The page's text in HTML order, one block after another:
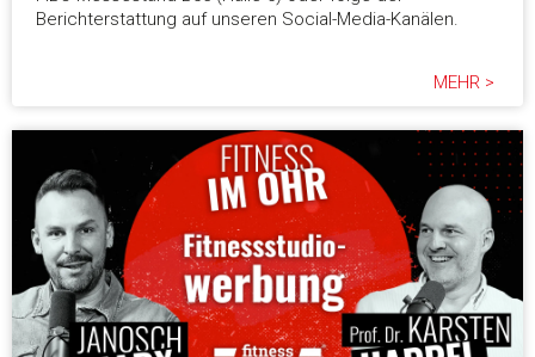
Berichterstattung auf unseren Social-Media-Kanälen.
MEHR >